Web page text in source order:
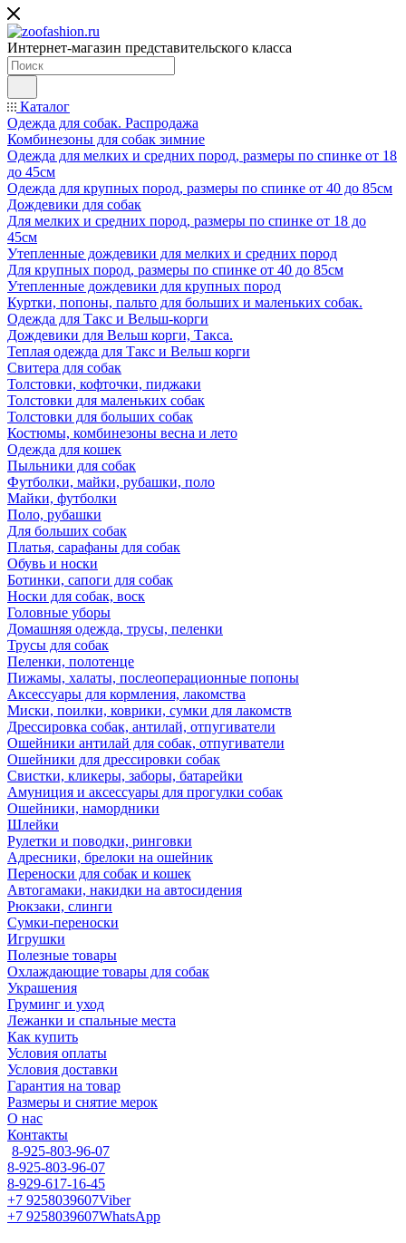
Интернет-магазин представительского класса
Каталог
Одежда для собак. Распродажа
Комбинезоны для собак зимние
Одежда для мелких и средних пород, размеры по спинке от 18
до 45см
Одежда для крупных пород, размеры по спинке от 40 до 85см
Дождевики для собак
Для мелких и средних пород, размеры по спинке от 18 до
45см
Утепленные дождевики для мелких и средних пород
Для крупных пород, размеры по спинке от 40 до 85см
Утепленные дождевики для крупных пород
Куртки, попоны, пальто для больших и маленьких собак.
Одежда для Такс и Вельш-корги
Дождевики для Вельш корги, Такса.
Теплая одежда для Такс и Вельш корги
Свитера для собак
Толстовки, кофточки, пиджаки
Толстовки для маленьких собак
Толстовки для больших собак
Костюмы, комбинезоны весна и лето
Одежда для кошек
Пыльники для собак
Футболки, майки, рубашки, поло
Майки, футболки
Поло, рубашки
Для больших собак
Платья, сарафаны для собак
Обувь и носки
Ботинки, сапоги для собак
Носки для собак, воск
Головные уборы
Домашняя одежда, трусы, пеленки
Трусы для собак
Пеленки, полотенце
Пижамы, халаты, послеоперационные попоны
Аксессуары для кормления, лакомства
Миски, поилки, коврики, сумки для лакомств
Дрессировка собак, антилай, отпугиватели
Ошейники антилай для собак, отпугиватели
Ошейники для дрессировки собак
Свистки, кликеры, заборы, батарейки
Амуниция и аксессуары для прогулки собак
Ошейники, намордники
Шлейки
Рулетки и поводки, ринговки
Адресники, брелоки на ошейник
Переноски для собак и кошек
Автогамаки, накидки на автосидения
Рюкзаки, слинги
Сумки-переноски
Игрушки
Полезные товары
Охлаждающие товары для собак
Украшения
Груминг и уход
Лежанки и спальные места
Как купить
Условия оплаты
Условия доставки
Гарантия на товар
Размеры и снятие мерок
О нас
Контакты
8-925-803-96-07
8-925-803-96-07
8-929-617-16-45
+7 9258039607Viber
+7 9258039607WhatsApp